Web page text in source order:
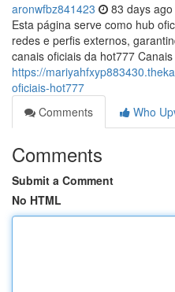
aronwfbz841423 83 days ago
Esta página serve como hub
redes e perfis externos,
canais oficiais da hot777
https://
oficiais-hot777
Comments
Who
Comments
Submit a Comment
No HTML